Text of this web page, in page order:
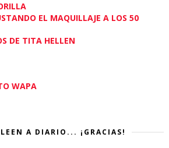
EL MAQUILLAJE A LOS 50
DE TITA HELLEN
WAPA
A DIARIO... ¡GRACIAS!